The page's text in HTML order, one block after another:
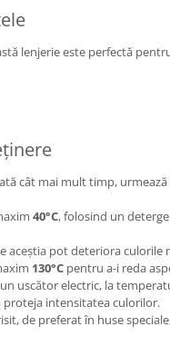
lenjerie este perfectă
cât mai mult timp,
40°C, folosind un
aceștia pot deteriora culorile
130°C pentru a-i reda
uscător electric, la
proteja intensitatea culorilor.
de preferat în huse